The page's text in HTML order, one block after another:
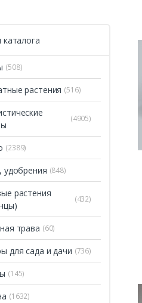
(508)
растения (516)
(4905)
(2389)
удобрения (848)
растения
(432)
трава (60)
для сада и дачи (736)
(145)
(1632)